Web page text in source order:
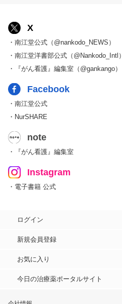
X
・南江堂公式（@nankodo_NEWS）
・南江堂洋書部公式（@Nankodo_Intl）
・『がん看護』編集室（@gankango）
Facebook
・南江堂公式
・NurSHARE
note
・『がん看護』編集室
Instagram
・電子書籍 公式
ログイン
新規会員登録
お気に入り
今日の治療薬ポータルサイト